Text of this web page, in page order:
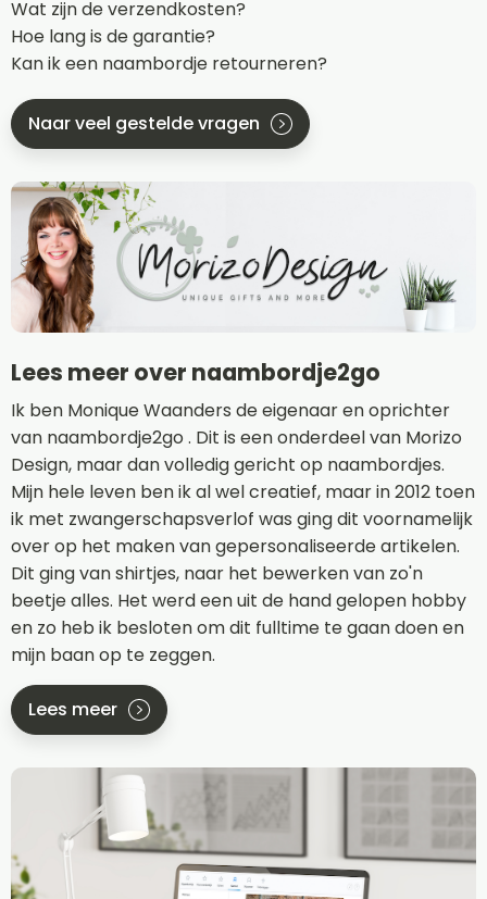
Wat zijn de verzendkosten?
Hoe lang is de garantie?
Kan ik een naambordje retourneren?
Naar veel gestelde vragen
Lees meer over naambordje2go
Ik ben Monique Waanders de eigenaar en oprichter
van naambordje2go . Dit is een onderdeel van Morizo
Design, maar dan volledig gericht op naambordjes.
Mijn hele leven ben ik al wel creatief, maar in 2012 toen
ik met zwangerschapsverlof was ging dit voornamelijk
over op het maken van gepersonaliseerde artikelen.
Dit ging van shirtjes, naar het bewerken van zo'n
beetje alles. Het werd een uit de hand gelopen hobby
en zo heb ik besloten om dit fulltime te gaan doen en
mijn baan op te zeggen.
Lees meer